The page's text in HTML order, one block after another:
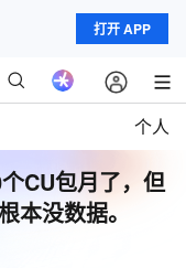
打开 APP
个人
CU包月了，但
本没数据。